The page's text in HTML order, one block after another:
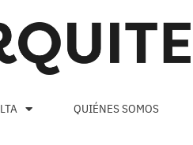
QUIÉNES SOMOS